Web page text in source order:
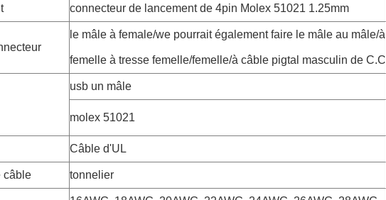
connecteur de lancement de 4pin Molex 51021 1.25mm
le mâle à female/we pourrait également faire le mâle au mâle/à
femelle à tresse femelle/femelle/à câble pigtal masculin de C.C
usb un mâle
molex 51021
Câble d'UL
câble tonnelier